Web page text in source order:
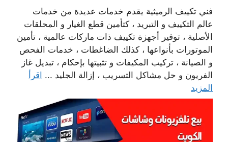
فني تكييف الرميثية يقدم خدمات عديدة من خدمات
عالم التكييف و التبريد ، كتأمين قطع الغيار و المحلقات
الأصلية ، توفير أجهزة تكييف ذات ماركات عالمية ، تأمين
الموتورات بأنواعها ، كذلك الضاغطات ، خدمات الفحص
و الصيانة ، تركيب المكيفات و تثبيتها بإحكام ، تبديل غاز
الفريون و حل مشاكل التسريب ، إزالة الجليد ... اقرأ
المزيد